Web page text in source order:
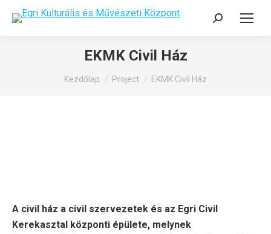
Search:
EKMK Civil Ház
You are here:
Kezdőlap Project EKMK Civil Ház
A civil ház a civil szervezetek és az Egri Civil
Kerekasztal központi épülete, melynek